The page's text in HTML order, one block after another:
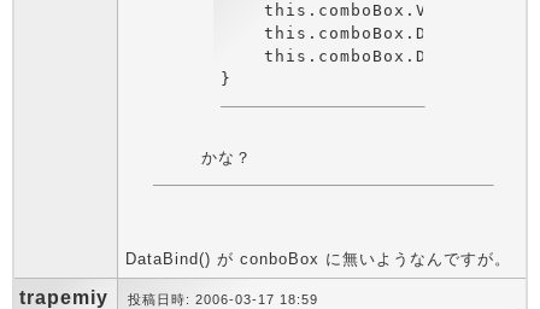
    this.comboBox.DataBind();
かな？
DataBind() が conboBox に無いようなんですが。
trapemiy
投稿日時: 2006-03-17 18:59